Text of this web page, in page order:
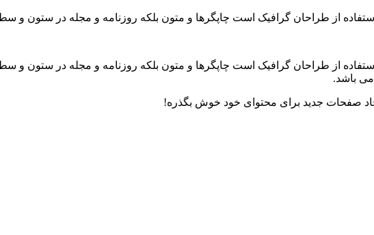
از طراحان گرافیک است چاپگرها و متون بلکه روزنامه و مجله در ستون و
از طراحان گرافیک است چاپگرها و متون بلکه روزنامه و مجله در ستون و
می باشد.
صفحات جدید برای محتوای خود خوش بگذره!